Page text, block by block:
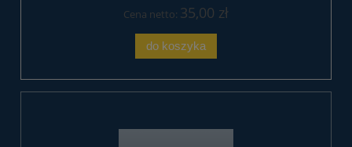
Cena netto: 35,00 zł
do koszyka